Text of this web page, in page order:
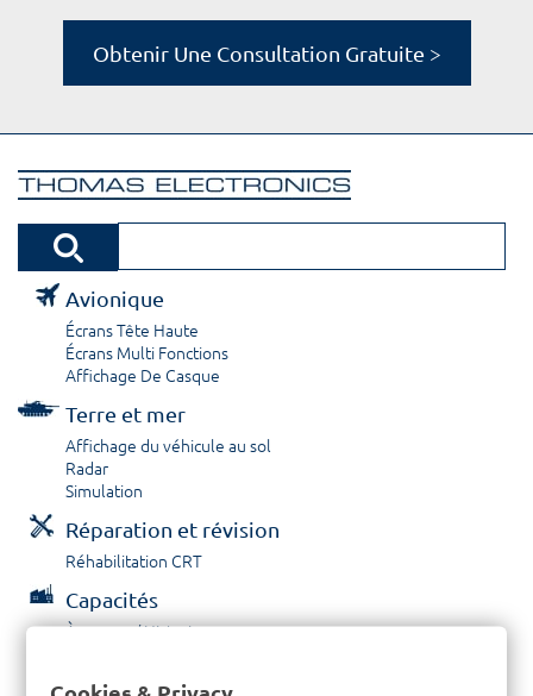
Obtenir Une Consultation Gratuite >
Avionique
Écrans Tête Haute
Écrans Multi Fonctions
Affichage De Casque
Terre et mer
Affichage du véhicule au sol
Radar
Simulation
Réparation et révision
Réhabilitation CRT
Capacités
À propos / Historique